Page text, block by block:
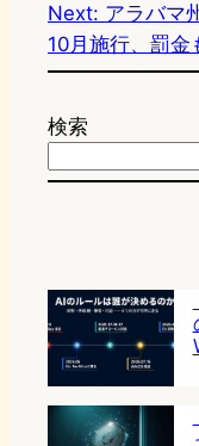
Next: アラバマ
10月施行、罰金
検索